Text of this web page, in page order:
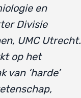
en
Divisie
UMC Utrecht.
op het
van ‘harde’